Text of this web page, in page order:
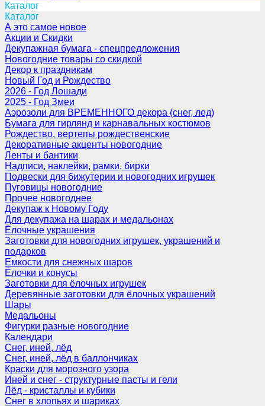
Каталог
Каталог
А это самое новое
Акции и Скидки
Декупажная бумага - спецпредложения
Новогодние товары со скидкой
Декор к праздникам
Новый Год и Рождество
2026 - Год Лошади
2025 - Год Змеи
Аэрозоли для ВРЕМЕННОГО декора (снег, лед)
Бумага для гирлянд и карнавальных костюмов
Рождество, вертепы рождественские
Декоративные акценты новогодние
Ленты и бантики
Надписи, наклейки, рамки, бирки
Подвески для бижутерии и новогодних игрушек
Пуговицы новогодние
Прочее новогоднее
Декупаж к Новому Году
Для декупажа на шарах и медальонах
Ёлочные украшения
Заготовки для новогодних игрушек, украшений и
подарков
Емкости для снежных шаров
Ёлочки и конусы
Заготовки для ёлочных игрушек
Деревянные заготовки для ёлочных украшений
Шары
Медальоны
Фигурки разные новогодние
Календари
Снег, иней, лёд
Снег, иней, лёд в баллончиках
Краски для морозного узора
Иней и снег - структурные пасты и гели
Лёд - кристаллы и кубики
Снег в хлопьях и шариках